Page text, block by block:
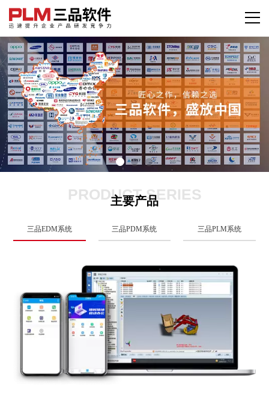
PRODUCT SERIES
主要产品
三品EDM系统 三品PDM系统 三品PLM系统